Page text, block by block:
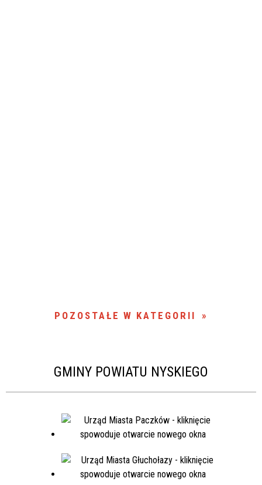
POZOSTAŁE W KATEGORII
GMINY POWIATU NYSKIEGO